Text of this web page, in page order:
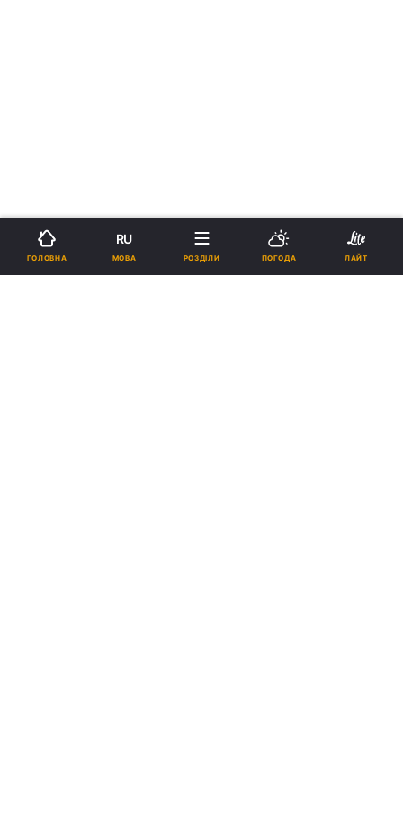
ГОЛОВНА
RU
МОВА РОЗДІЛИ ПОГОДА ЛАЙТ